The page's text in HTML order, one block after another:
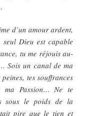
d’un amour ardent,
Dieu est capable
tu me réjouis au-
Sois un canal de ma
tes souffrances
ma Passion… Ne te
sous le poids de la
pire que le tien et